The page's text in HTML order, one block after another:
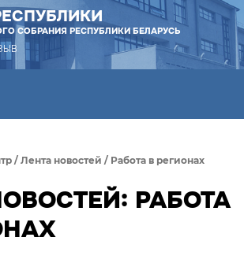
СОБРАНИЯ РЕСПУБЛИКИ БЕЛАРУСЬ
/ Лента новостей / Работа в регионах
РАБОТА